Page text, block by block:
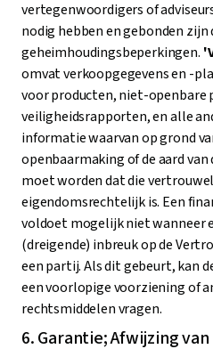
vertegenwoordigers of
nodig hebben en gebonden
geheimhoudingsbeperkingen.
omvat verkoopgegevens en -
voor producten, niet-
veiligheidsrapporten, en alle
informatie waarvan op grond
openbaarmaking of de aard
moet worden dat die
eigendomsrechtelijk is. Een
voldoet mogelijk niet wanneer
(dreigende) inbreuk op de
een partij. Als dit gebeurt, kan
een voorlopige voorziening of
rechtsmiddelen vragen.
6. Garantie; Afwijzing